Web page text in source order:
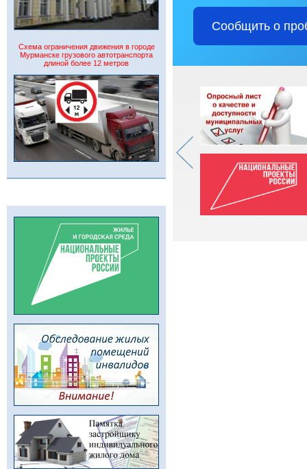
Схема ограничения движения в городе
Мурманске грузового автотранспорта
длиной более 12 метров
Сообщить о